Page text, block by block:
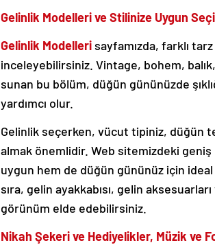
Gelinlik Modelleri ve Stilinize Uygun
Gelinlik Modelleri sayfamızda, farklı
inceleyebilirsiniz. Vintage, bohem,
sunan bu bölüm, düğün gününüzde
yardımcı olur.
Gelinlik seçerken, vücut tipiniz, düğün
almak önemlidir. Web sitemizdeki
uygun hem de düğün gününüz için
sıra, gelin ayakkabısı, gelin
görünüm elde edebilirsiniz.
Nikah Şekeri ve Hediyelikler, Müzik ve